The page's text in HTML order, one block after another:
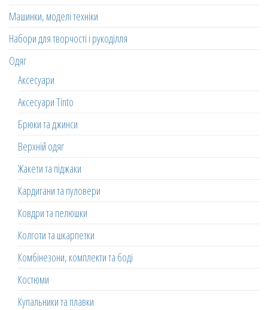
Машинки, моделі техніки
Набори для творчості і рукоділля
Одяг
Аксесуари
Аксесуари Tinto
Брюки та джинси
Верхній одяг
Жакети та піджаки
Кардигани та пуловери
Ковдри та пелюшки
Колготи та шкарпетки
Комбінезони, комплекти та боді
Костюми
Купальники та плавки